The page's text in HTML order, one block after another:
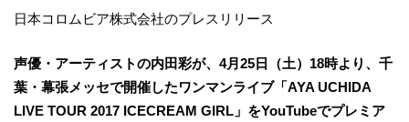
日本コロムビア株式会社のプレスリリース
声優・アーティストの内田彩が、4月25日（土）18時より、千
葉・幕張メッセで開催したワンマンライブ「AYA UCHIDA
LIVE TOUR 2017 ICECREAM GIRL」をYouTubeでプレミア